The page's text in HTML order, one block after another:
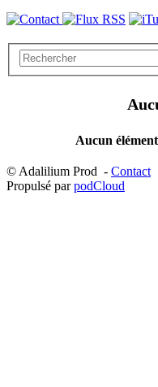
Aucun
© Adalilium Prod - Contact
Propulsé parpodCloud